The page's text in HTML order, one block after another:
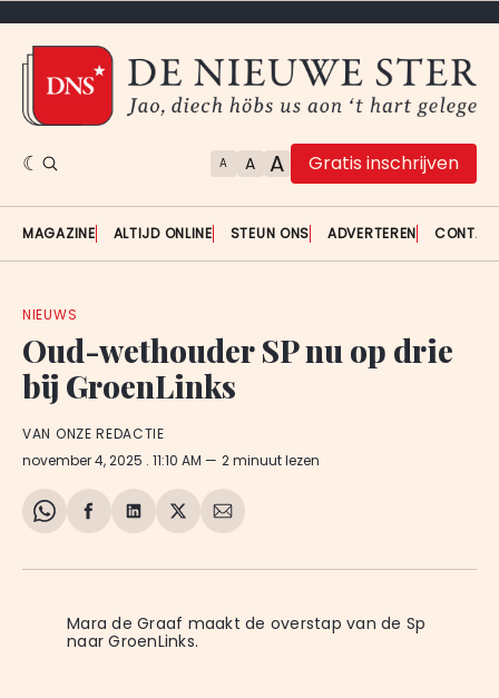
A A A Gratis inschrijven
MAGAZINE ALTIJD ONLINE STEUN ONS ADVERTEREN
NIEUWS
Oud-wethouder SP nu op drie
bij GroenLinks
VAN ONZE REDACTIE
november 4, 2025 . 11:10 AM 2 minuut lezen
Share
WhatsApp
Delen
Facebook
Delen
LinkedIn
Share
X
Deel
E-
Mara de Graaf maakt de overstap van de Sp
naar GroenLinks.